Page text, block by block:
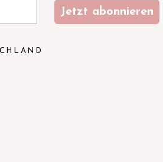
Jetzt abonnieren